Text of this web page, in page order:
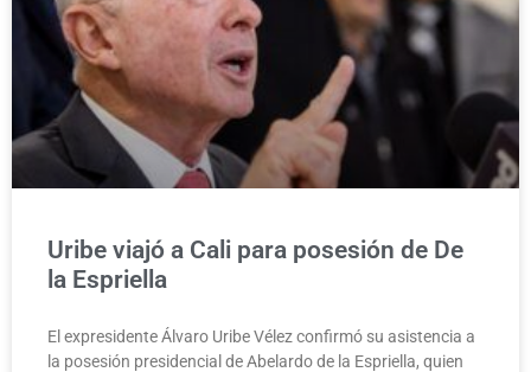
Uribe viajó a Cali para posesión de De
la Espriella
El expresidente Álvaro Uribe Vélez confirmó su asistencia a
la posesión presidencial de Abelardo de la Espriella, quien